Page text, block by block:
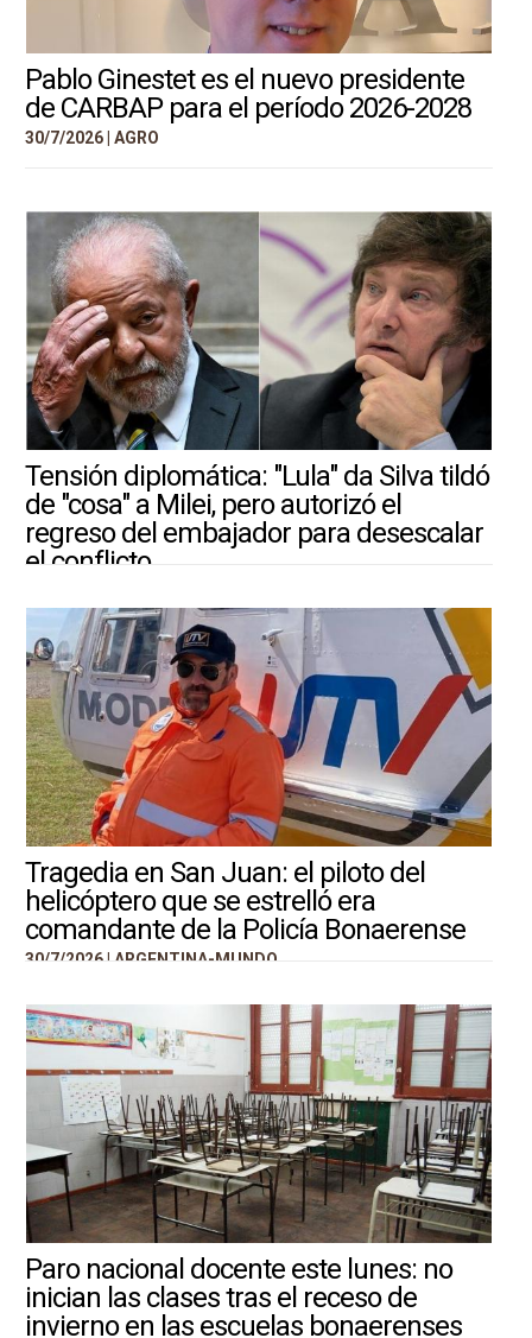
Pablo Ginestet es el nuevo presidente
de CARBAP para el período 2026-2028
30/7/2026 | AGRO
Tensión diplomática: "Lula" da Silva tildó
de "cosa" a Milei, pero autorizó el
regreso del embajador para desescalar
el conflicto
Tragedia en San Juan: el piloto del
helicóptero que se estrelló era
comandante de la Policía Bonaerense
30/7/2026 | ARGENTINA-MUNDO
Paro nacional docente este lunes: no
inician las clases tras el receso de
invierno en las escuelas bonaerenses